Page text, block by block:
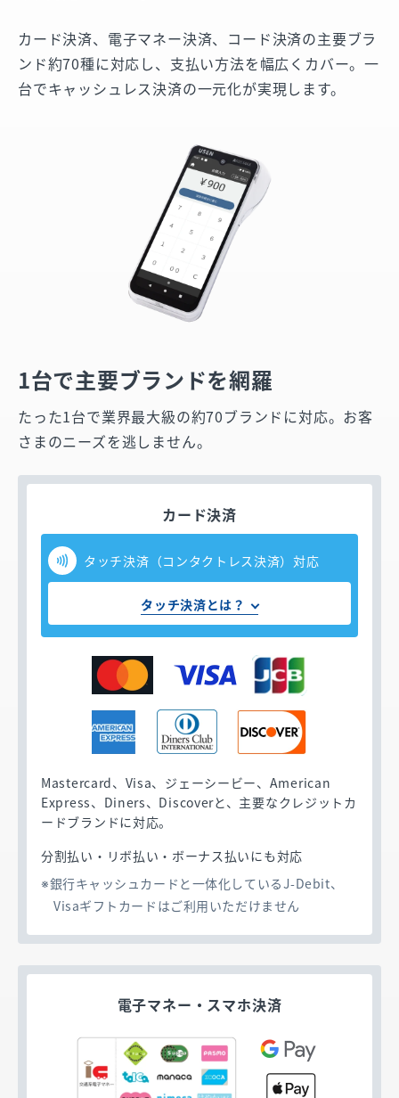
カード決済、電子マネー決済、コード決済の主要ブラ
ンド約70種に対応し、支払い方法を幅広くカバー。一
台でキャッシュレス決済の一元化が実現します。
1台で主要ブランドを網羅
たった1台で業界最大級の約70ブランドに対応。お客
さまのニーズを逃しません。
カード決済
タッチ決済（コンタクトレス決済）対応
タッチ決済とは？
お支払いはカードをかざすだけ！
タッチ決済（コンタクトレス決済）とは
タッチ決済マーク（
）がついたクレジットカ
ードやGoogle Pay／Apple Payを搭載したスマ
ホなら、キャッシュレス端末にかざすだけで支
払いが完了する決済方法です。暗証番号の入力
さまの利便性を向上させて、会計時の混雑を解
消することが期待できます。
Mastercard、Visa、ジェーシービー、American
Express、Diners、Discoverと、主要なクレジットカ
ードブランドに対応。
分割払い・リボ払い・ボーナス払いにも対応
銀行キャッシュカードと一体化しているJ-Debit、
Visaギフトカードはご利用いただけません
電子マネー・ スマホ決済